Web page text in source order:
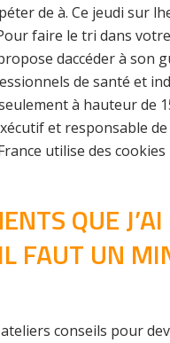
de à. Ce jeudi sur
faire le tri dans
daccéder à son
de santé et
à hauteur de
et responsable
utilise des
QUE
FAUT UN
conseils pour